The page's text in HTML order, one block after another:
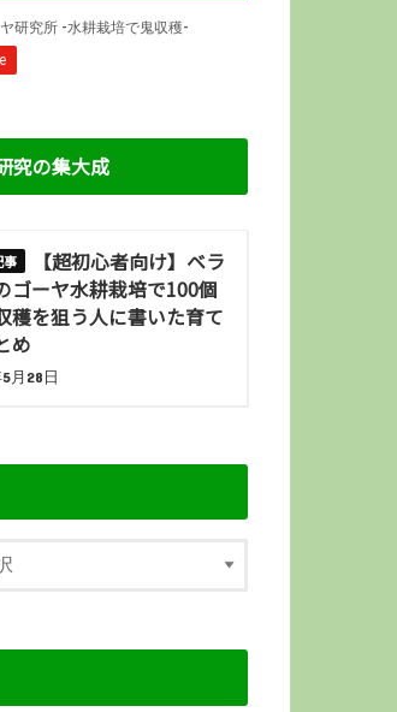
究の集大成
【超初心者向け】ベラ
ゴーヤ水耕栽培で100個
穫を狙う人に書いた育て
め
月28日